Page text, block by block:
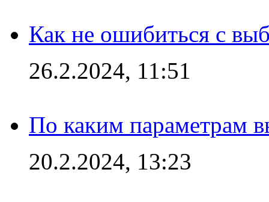
Как не ошибиться с
26.2.2024, 11:51
По каким параметрам
20.2.2024, 13:23